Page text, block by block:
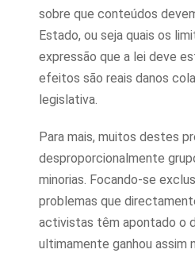
sobre que conteúdos
Estado, ou seja quais os
expressão que a lei deve
efeitos são reais danos
legislativa.
Para mais, muitos destes
desproporcionalmente
minorias. Focando-se
problemas que
activistas têm apontado o
ultimamente ganhou assim